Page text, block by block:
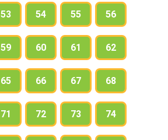
53 54 55 56
59 60 61 62
65 66 67 68
71 72 73 74